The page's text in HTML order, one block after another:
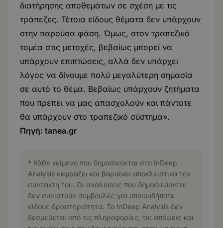
διατήρησης αποθεμάτων σε σχέση με τις
τράπεζες. Τέτοια είδους θέματα δεν υπάρχουν
στην παρούσα φάση. Όμως, στον τραπεζικό
τομέα στις μετοχές, βεβαίως μπορεί να
υπάρχουν επιπτώσεις, αλλά δεν υπάρχει
λόγος να δίνουμε πολύ μεγαλύτερη σημασία
σε αυτό το θέμα. Βεβαίως υπάρχουν ζητήματα
που πρέπει να μας απασχολούν και πάντοτε
θα υπάρχουν στο τραπεζικό σύστημα».
Πηγή: tanea.gr
* Κάθε κείμενο που δημοσιεύεται στο InDeep
Analysis εκφράζει και βαραίνει αποκλειστικά τον
συντάκτη του. Οι αναλύσεις που δημοσιεύονται
δεν συνιστούν συμβουλές για οποιουδήποτε
είδους δραστηριότητα. Το InDeep Analysis δεν
δεσμεύεται από τις πληροφορίες, τις απόψεις και